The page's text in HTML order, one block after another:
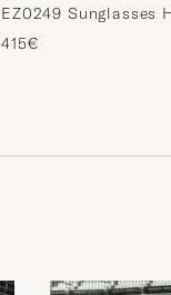
EZ0249 Sunglasses
415€